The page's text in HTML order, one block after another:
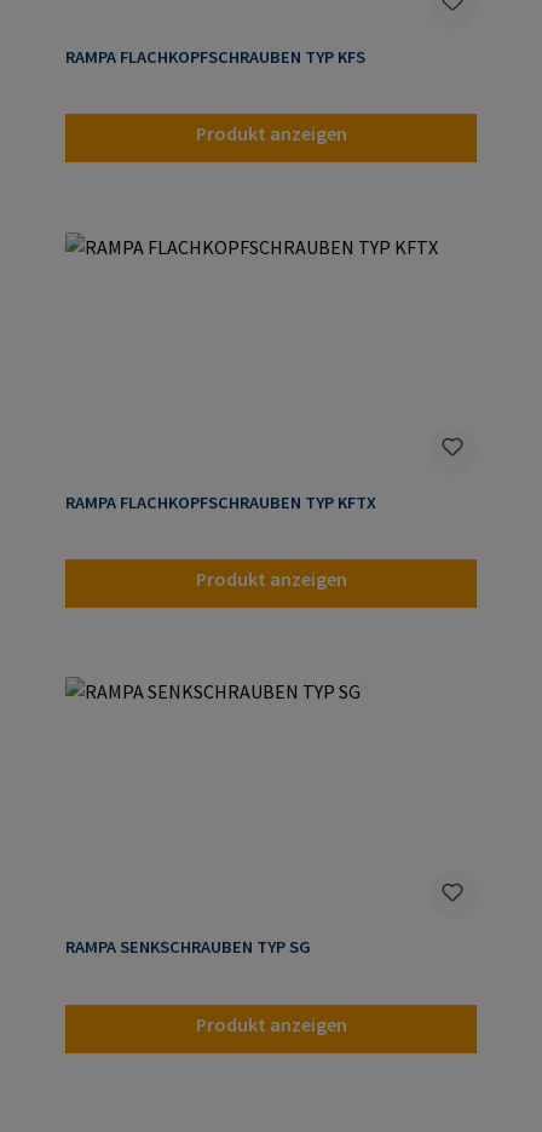
RAMPA FLACHKOPFSCHRAUBEN TYP KFS
Produkt anzeigen
RAMPA FLACHKOPFSCHRAUBEN TYP KFTX
Produkt anzeigen
RAMPA SENKSCHRAUBEN TYP SG
Produkt anzeigen